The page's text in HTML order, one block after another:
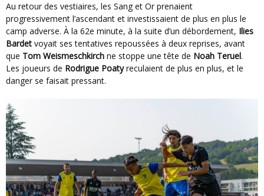
Au retour des vestiaires, les Sang et Or prenaient
progressivement l’ascendant et investissaient de plus en plus le
camp adverse. À la 62e minute, à la suite d’un débordement, Ilies
Bardet voyait ses tentatives repoussées à deux reprises, avant
que Tom Weismeschkirch ne stoppe une tête de Noah Teruel.
Les joueurs de Rodrigue Poatyreculaient de plus en plus, et le
danger se faisait pressant.